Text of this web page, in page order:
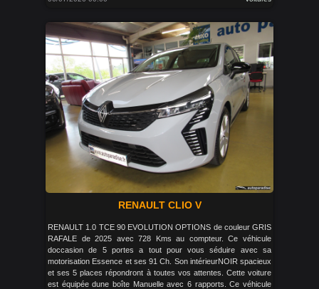
RENAULT CLIO V
RENAULT 1.0 TCE 90 EVOLUTION OPTIONS de couleur GRIS
RAFALE de 2025 avec 728 Kms au compteur. Ce véhicule
doccasion de 5 portes a tout pour vous séduire avec sa
motorisation Essence et ses 91 Ch. Son intérieurNOIR spacieux
et ses 5 places répondront à toutes vos attentes. Cette voiture
est équipée dune boîte Manuelle avec 6 rapports. Ce véhicule